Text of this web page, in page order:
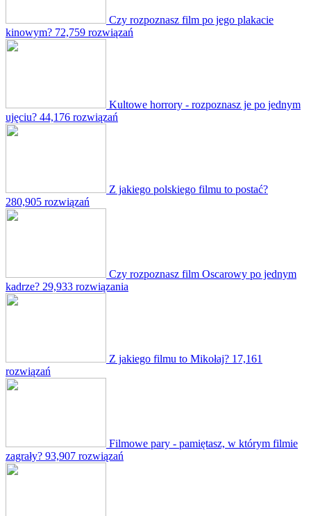
Czy rozpoznasz film po jego plakacie
kinowym? 72,759 rozwiązań
Kultowe horrory - rozpoznasz je po jednym
ujęciu? 44,176 rozwiązań
Z jakiego polskiego filmu to postać?
280,905 rozwiązań
Czy rozpoznasz film Oscarowy po jednym
kadrze? 29,933 rozwiązania
Z jakiego filmu to Mikołaj? 17,161
rozwiązań
Filmowe pary - pamiętasz, w którym filmie
zagrały? 93,907 rozwiązań